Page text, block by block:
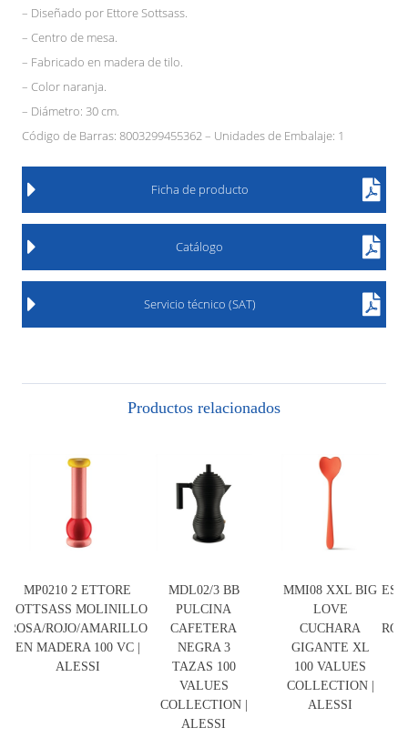
– Diseñado por Ettore Sottsass.
– Centro de mesa.
– Fabricado en madera de tilo.
– Color naranja.
– Diámetro: 30 cm.
Código de Barras: 8003299455362 – Unidades de Embalaje: 1
Ficha de producto
Catálogo
Servicio técnico (SAT)
Productos relacionados
MP0210 2 ETTORE
SOTTSASS MOLINILLO
ROSA/ROJO/AMARILLO
EN MADERA 100 VC |
ALESSI
MDL02/3 BB
PULCINA
CAFETERA
NEGRA 3
TAZAS 100
VALUES
COLLECTION |
ALESSI
MMI08 XXL BIG
LOVE
CUCHARA
GIGANTE XL
100 VALUES
COLLECTION |
ALESSI